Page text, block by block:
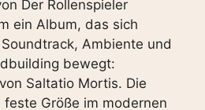
Der Rollenspieler
ein Album, das sich
Ambiente und
bewegt:
Saltatio Mortis. Die
Größe im modernen